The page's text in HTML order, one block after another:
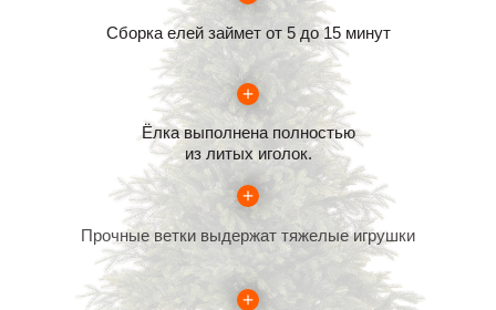
Сборка елей займет от 5 до 15 минут
Прочные ветки выдержат тяжелые игрушки
Ёлка выполнена полностью
из литых иголок.